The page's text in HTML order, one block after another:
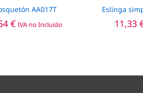
AA017T
€ IVA no Incluido
Eslinga
11,33